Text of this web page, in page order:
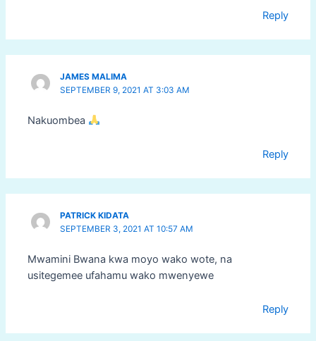
Reply
JAMES MALIMA
SEPTEMBER 9, 2021 AT 3:03 AM
Nakuombea
Reply
PATRICK KIDATA
SEPTEMBER 3, 2021 AT 10:57 AM
Mwamini Bwana kwa moyo wako wote, na
usitegemee ufahamu wako mwenyewe
Reply